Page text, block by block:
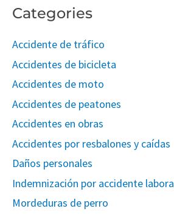
Categories
Accidente de tráfico
Accidentes de bicicleta
Accidentes de moto
Accidentes de peatones
Accidentes en obras
Accidentes por resbalones y caídas
Daños personales
Indemnización por accidente
Mordeduras de perro